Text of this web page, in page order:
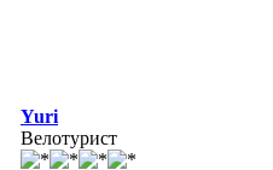
Yuri
Велотурист